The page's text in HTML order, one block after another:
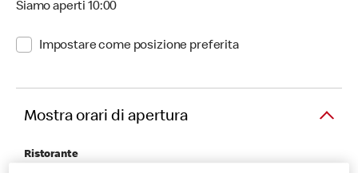
Siamo aperti 10:00
Impostare come posizione preferita
Mostra orari di apertura
Ristorante